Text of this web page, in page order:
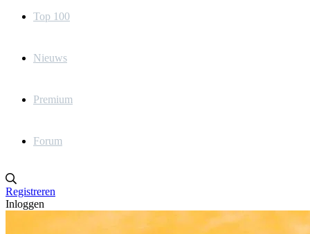
Top 100
Nieuws
Premium
Forum
Registreren
Inloggen